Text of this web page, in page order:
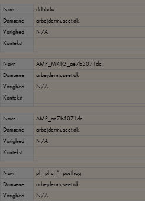
Navn
rldbbdw
Domæne
arbejdermuseet.dk
Varighed
N/A
Kontekst
Navn
AMP_MKTG_ae7b5071dc
Domæne
arbejdermuseet.dk
Varighed
N/A
Kontekst
Navn
AMP_ae7b5071dc
Domæne
arbejdermuseet.dk
Varighed
N/A
Kontekst
Navn
ph_phc_*_posthog
Domæne
arbejdermuseet.dk
Varighed
N/A